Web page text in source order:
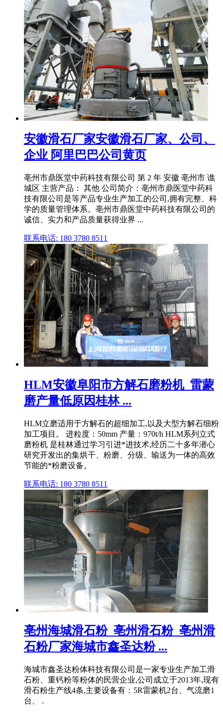
安徽滑石厂家安徽滑石厂家、公司、
企业 阿里巴巴公司黄页
亳州市鼎医堂中药科技有限公司 第 2 年 安徽 亳州市 谯
城区 主营产品： 其他 公司简介：亳州市鼎医堂中药科
技有限公司是等产品专业生产加工的公司,拥有完整、科
学的质量管理体系。亳州市鼎医堂中药科技有限公司的
诚信、实力和产品质量获得业界 ...
联系电话: 180 3780 8511
HLM安徽阜阳市方解石磨粉机_雷蒙
磨产量低原因桂林 ...
HLM立磨适用于方解石的超细加工,以及大型方解石细粉
加工项目。 进粒度：50mm 产量：970t/h HLM系列立式
磨粉机 是桂林通过学习引进*进技术,经历二十多年潜心
研究开发出的集烘干、粉磨、分级、输送为一体的高效
节能的*粉磨设备。
联系电话: 180 3780 8511
亳州海城滑石粉_亳州滑石粉_亳州滑
石粉厂家海城市鑫圣达粉 ...
海城市鑫圣达粉体科技有限公司是一家专业生产加工滑
石粉、重钙粉等粉体的民营企业,公司成立于2013年,现有
滑石粉生产线4条,主要设备有：5R雷蒙机2台、气流磨1
台、 .